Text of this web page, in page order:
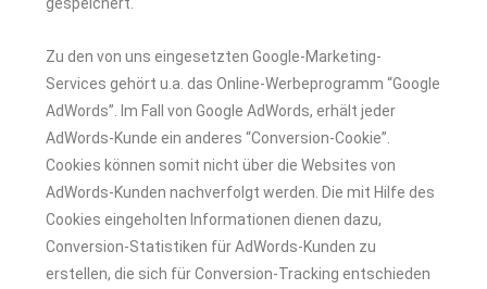
Zu den von uns eingesetzten Google-Marketing-
Services gehört u.a. das Online-Werbeprogramm “Google
AdWords”. Im Fall von Google AdWords, erhält jeder
AdWords-Kunde ein anderes “Conversion-Cookie”.
Cookies können somit nicht über die Websites von
AdWords-Kunden nachverfolgt werden. Die mit Hilfe des
Cookies eingeholten Informationen dienen dazu,
Conversion-Statistiken für AdWords-Kunden zu
erstellen, die sich für Conversion-Tracking entschieden